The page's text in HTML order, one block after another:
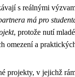
s reálnými
má pro
, protože nutí
omezení a
projekty, v jejichž